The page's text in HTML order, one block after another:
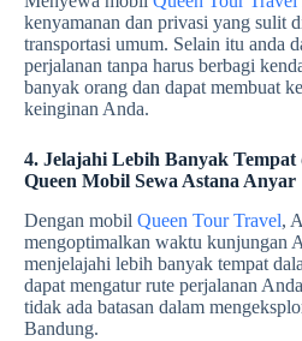
kenyamanan dan privasi yang sulit
transportasi umum. Selain itu anda
perjalanan tanpa harus berbagi
banyak orang dan dapat membuat
keinginan Anda.
4. Jelajahi Lebih Banyak Tempat
Queen Mobil Sewa Astana
Dengan mobil Queen Tour Travel,
mengoptimalkan waktu kunjungan
menjelajahi lebih banyak tempat
dapat mengatur rute perjalanan
tidak ada batasan dalam
Bandung.